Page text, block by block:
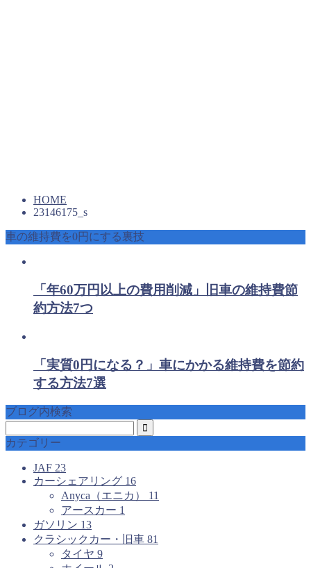
HOME
23146175_s
車の維持費を0円にする裏技
「年60万円以上の費用削減」旧車の維持費節
約方法7つ
「実質0円になる？」車にかかる維持費を節約
する方法7選
ブログ内検索
カテゴリー
JAF 23
カーシェアリング 16
Anyca（エニカ） 11
アースカー 1
ガソリン 13
クラシックカー・旧車 81
タイヤ 9